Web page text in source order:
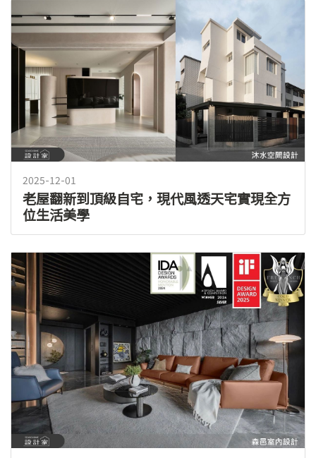
2025-12-01
老屋翻新到頂級自宅，現代風透天宅實現全方
位生活美學